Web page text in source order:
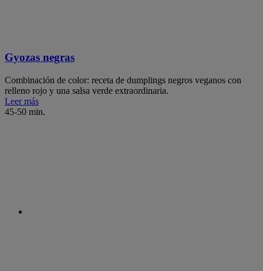
Gyozas negras
Combinación de color: receta de dumplings negros veganos con
relleno rojo y una salsa verde extraordinaria.
Leer más
45-50 min.